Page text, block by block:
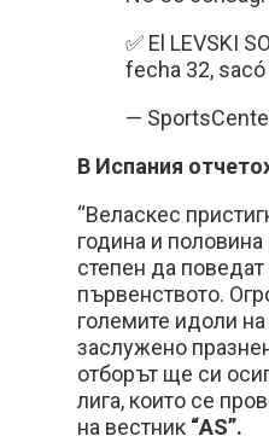
✅ El LEVSKI
fecha 32,
—
В Испания
“Веласкес
година и
степен да
първенството.
големите идоли
заслужено
отборът ще си
лига, които се
на вестник “AS”.